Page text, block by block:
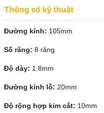
gạch, bê tông. Không khuyến
Thông số kỹ thuật
Đường kính: 105mm
Số răng: 8 răng
Độ dày: 1.8mm
Đường kính lỗ: 20mm
Độ rộng hợp kim cắt: 10mm